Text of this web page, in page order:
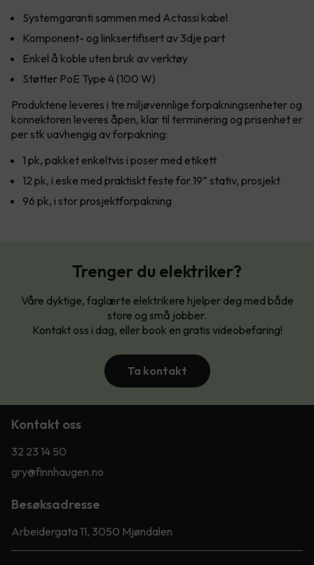
Systemgaranti sammen med Actassi kabel
Komponent- og linksertifisert av 3dje part
Enkel å koble uten bruk av verktøy
Støtter PoE Type 4 (100 W)
Produktene leveres i tre miljøvennlige forpakningsenheter og
konnektoren leveres åpen, klar til terminering og prisenhet er
per stk uavhengig av forpakning:
1 pk, pakket enkeltvis i poser med etikett
12 pk, i eske med praktiskt feste for 19” stativ, prosjekt
96 pk, i stor prosjektforpakning
Trenger du elektriker?
Våre dyktige, faglærte elektrikere hjelper deg med både
store og små jobber.
Kontakt oss i dag, eller book en gratis videobefaring!
Ta kontakt
Kontakt oss
32 23 14 50
gry@finnhaugen.no
Besøksadresse
Arbeidergata 11, 3050 Mjøndalen